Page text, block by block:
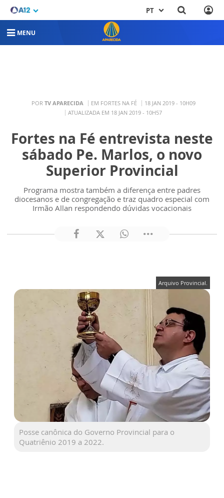
PT
MENU
POR TV APARECIDA EM FORTES NA FÉ
18 JAN 2019 - 10H09
ATUALIZADA EM 18 JAN 2019 - 10H57
Fortes na Fé entrevista neste
sábado Pe. Marlos, o novo
Superior Provincial
Programa mostra também a diferença entre padres
diocesanos e de congregação e traz quadro especial com
Irmão Allan respondendo dúvidas vocacionais
Arquivo Provincial.
Posse canônica do Governo Provincial para o
Quatriênio 2019 a 2022.